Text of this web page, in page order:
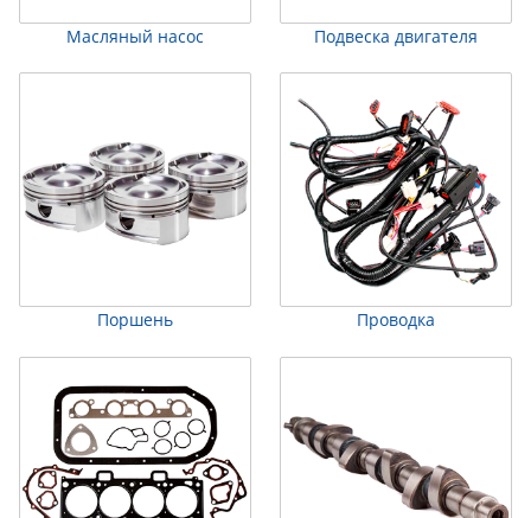
Масляный насос Подвеска двигателя
Поршень Проводка